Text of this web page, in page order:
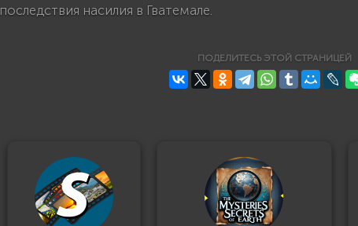
последствия насилия в Гватемале.
ПОДЕЛИТЕСЬ ЭТОЙ СТРАНИЦЕЙ